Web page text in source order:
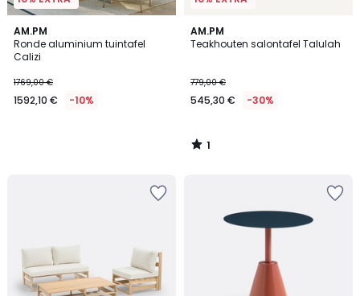
AM.PM
Ronde aluminium tuintafel
Calizi
1769,00 €
1592,10 € -10%
AM.PM
Teakhouten salontafel Talulah
779,00 €
545,30 € -30%
1
/
1
/